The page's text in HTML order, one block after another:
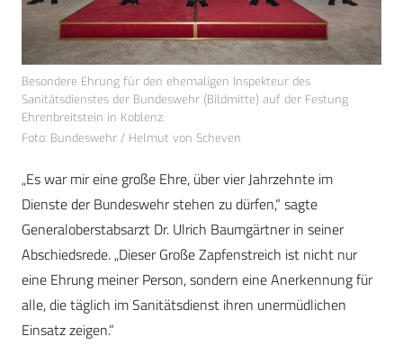
Besondere Ehrung für den ehemaligen Inspekteur des
Sanitätsdienstes der Bundeswehr (Bildmitte) auf der Festung
Ehrenbreitstein in Koblenz.
Foto: Bundeswehr / Helmut von Scheven
„Es war mir eine große Ehre, über vier Jahrzehnte im
Dienste der Bundeswehr stehen zu dürfen,“ sagte
Generaloberstabsarzt Dr. Ulrich Baumgärtner in seiner
Abschiedsrede. „Dieser Große Zapfenstreich ist nicht nur
eine Ehrung meiner Person, sondern eine Anerkennung für
alle, die täglich im Sanitätsdienst ihren unermüdlichen
Einsatz zeigen.“